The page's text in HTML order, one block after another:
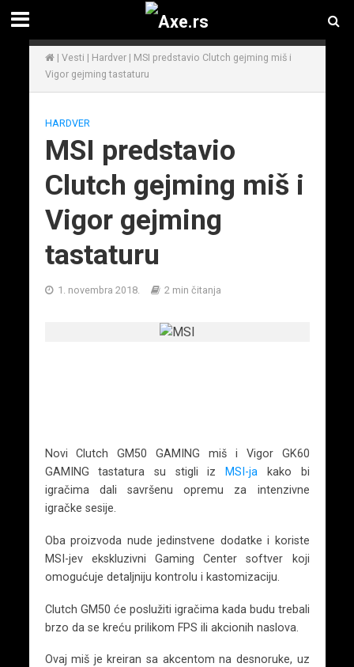
| Vesti | Hardver| MSI predstavio Clutch gejming miš i
Vigor gejming tastaturu
HARDVER
MSI predstavio
Clutch gejming miš i
Vigor gejming
tastaturu
1. novembra 2018. 2 min čitanja
Novi Clutch GM50 GAMING miš i Vigor GK60
GAMING tastatura su stigli iz
MSI-ja kako bi
igračima dali savršenu opremu za intenzivne
igračke sesije.
Oba proizvoda nude jedinstvene dodatke i koriste
MSI-jev ekskluzivni Gaming Center softver koji
omogućuje detaljniju kontrolu i kastomizaciju.
Clutch GM50 će poslužiti igračima kada budu trebali
brzo da se kreću prilikom FPS ili akcionih naslova.
Ovaj miš je kreiran sa akcentom na desnoruke, uz